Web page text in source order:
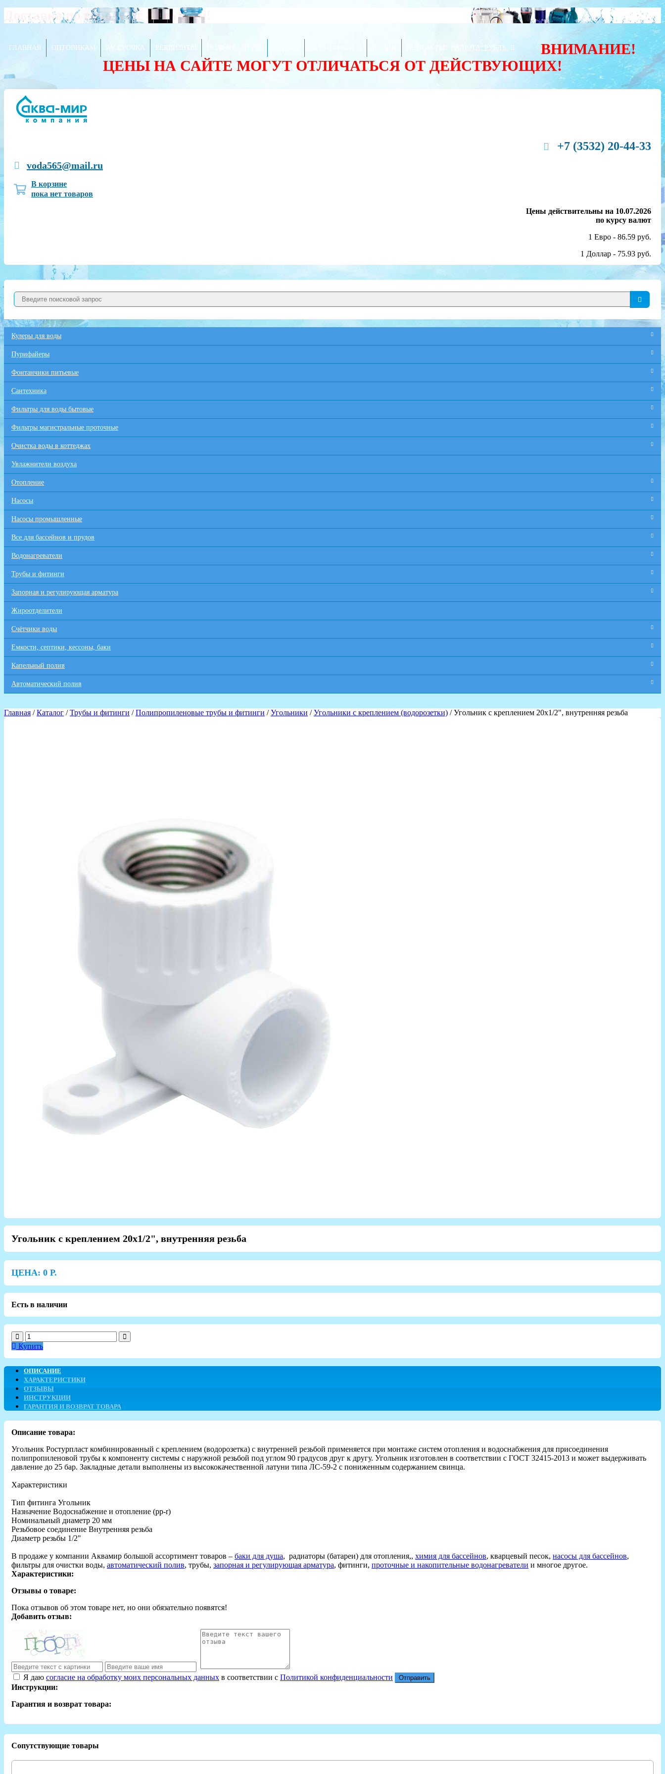
Доставка по городу от 80 рублей!
ГЛАВНАЯ ОПТОВИКАМ РАССРОЧКА РЕКВИЗИТЫ ВАЛЮТА: РУБЛЬ
ВНИМАНИЕ!
ЦЕНЫ НА САЙТЕ МОГУТ ОТЛИЧАТЬСЯ ОТ ДЕЙСТВУЮЩИХ!
+7 (3532) 20-44-33
voda565@mail.ru
В корзине
пока нет товаров
Цены действительны на 10.07.2026
по курсу валют
1 Евро - 86.59 руб.
1 Доллар - 75.93 руб.
Кулеры для воды
Пурифайеры
Фонтанчики питьевые
Сантехника
Фильтры для воды бытовые
Фильтры магистральные проточные
Очистка воды в коттеджах
Увлажнители воздуха
Отопление
Насосы
Насосы промышленные
Все для бaссейнов и прудов
Водонагреватели
Трубы и фитинги
Запорная и регулирующая арматура
Жироотделители
Счётчики воды
Емкости, септики, кессоны, баки
Капельный полив
Автоматический полив
Главная /Каталог /Трубы и фитинги /Полипропиленовые трубы и фитинги /Угольники /Угольники с креплением (водорозетки) / Угольник с креплением 20х1/2", внутренняя резьба
Угольник с креплением 20х1/2", внутренняя резьба
ЦЕНА: 0 Р.
Есть в наличии
Купить
ОПИСАНИЕ
ХАРАКТЕРИСТИКИ
ОТЗЫВЫ
ИНСТРУКЦИИ
ГАРАНТИЯ И ВОЗВРАТ ТОВАРА
Описание товара:
Угольник Ростурпласт комбинированный с креплением (водорозетка) с внутренней резьбой применяется при монтаже систем отопления и водоснабжения для присоединения
полипропиленовой трубы к компоненту системы с наружной резьбой под углом 90 градусов друг к другу. Угольник изготовлен в соответствии с ГОСТ 32415-2013 и может выдерживать
давление до 25 бар. Закладные детали выполнены из высококачественной латуни типа ЛС-59-2 с пониженным содержанием свинца.
Характеристики
Тип фитинга Угольник
Назначение Водоснабжение и отопление (рр-r)
Номинальный диаметр 20 мм
Резьбовое соединение Внутренняя резьба
Диаметр резьбы 1/2"
В продаже у компании Аквамир большой ассортимент товаров – баки для душа, радиаторы (батареи) для отопления,, химия для бассейнов, кварцевый песок, насосы для бассейнов,
фильтры для очистки воды, автоматический полив, трубы, запорная и регулирующая арматура, фитинги, проточные и накопительные водонагреватели и многое другое.
Характеристики:
Отзывы о товаре:
Пока отзывов об этом товаре нет, но они обязательно появятся!
Добавить отзыв:
Я даю согласие на обработку моих персональных данных в соответствии с Политикой конфиденциальности Отправить
Инструкции:
Гарантия и возврат товара:
Сопутствующие товары